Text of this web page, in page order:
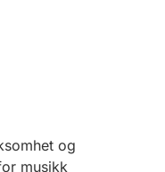
og
musikk